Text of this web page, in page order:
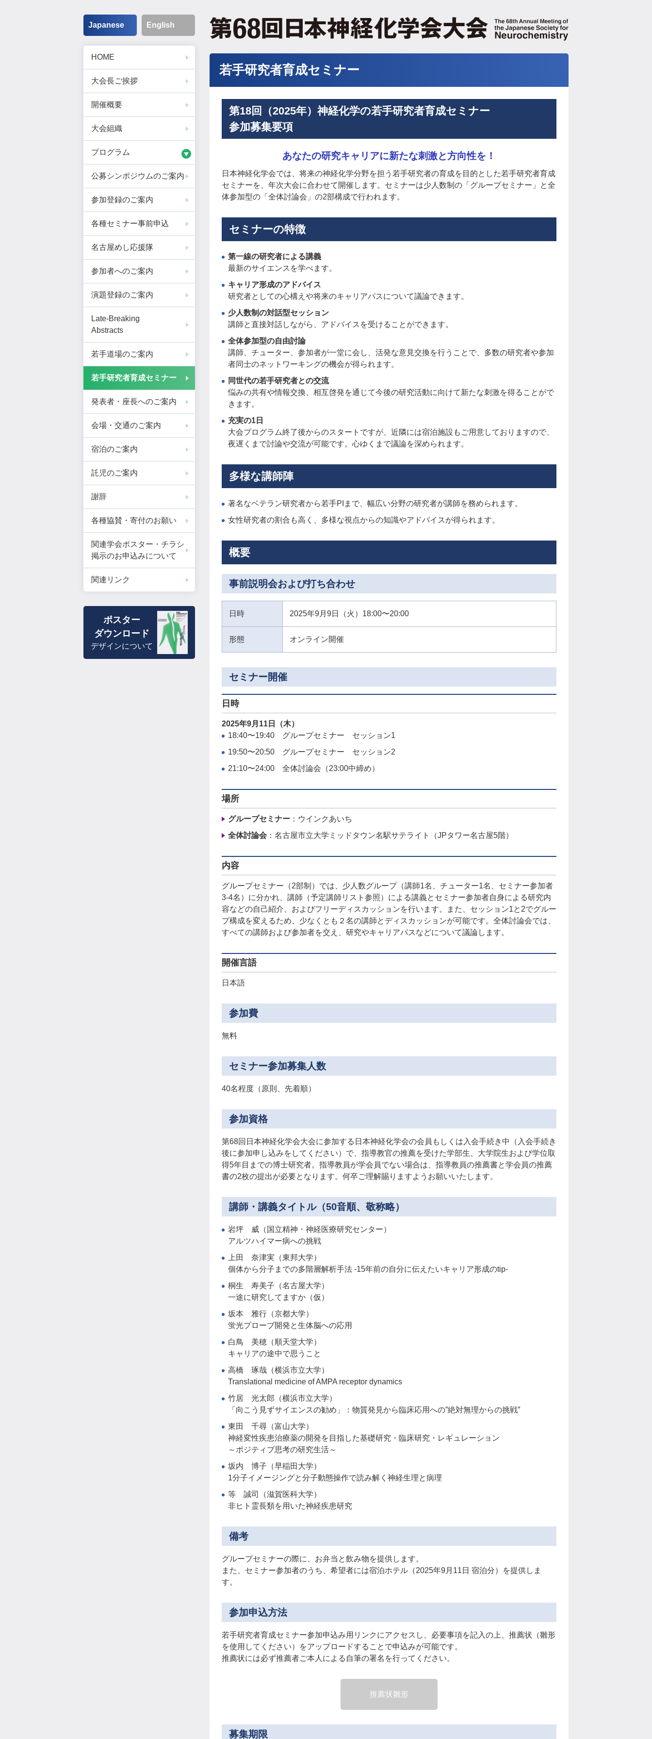
Japanese English
HOME
大会長ご挨拶
開催概要
大会組織
プログラム
公募シンポジウムのご案内
参加登録のご案内
各種セミナー事前申込
名古屋めし応援隊
参加者へのご案内
演題登録のご案内
Late-Breaking
Abstracts
若手道場のご案内
若手研究者育成セミナー
発表者・座長へのご案内
会場・交通のご案内
宿泊のご案内
託児のご案内
謝辞
各種協賛・寄付のお願い
関連学会ポスター・チラシ
掲示のお申込みについて
関連リンク
ポスター
ダウンロード
デザインについて
若手研究者育成セミナー
第18回（2025年）神経化学の若手研究者育成セミナー
参加募集要項
あなたの研究キャリアに新たな刺激と方向性を！
日本神経化学会では、将来の神経化学分野を担う若手研究者の育成を目的とした若手研究者育成
セミナーを、年次大会に合わせて開催します。セミナーは少人数制の「グループセミナー」と全
体参加型の「全体討論会」の2部構成で行われます。
セミナーの特徴
第一線の研究者による講義
最新のサイエンスを学べます。
キャリア形成のアドバイス
研究者としての心構えや将来のキャリアパスについて議論できます。
少人数制の対話型セッション
講師と直接対話しながら、アドバイスを受けることができます。
全体参加型の自由討論
講師、チューター、参加者が一堂に会し、活発な意見交換を行うことで、多数の研究者や参加
者同士のネットワーキングの機会が得られます。
同世代の若手研究者との交流
悩みの共有や情報交換、相互啓発を通じて今後の研究活動に向けて新たな刺激を得ることがで
きます。
充実の1日
大会プログラム終了後からのスタートですが、近隣には宿泊施設もご用意しておりますので、
夜遅くまで討論や交流が可能です。心ゆくまで議論を深められます。
多様な講師陣
著名なベテラン研究者から若手PIまで、幅広い分野の研究者が講師を務められます。
女性研究者の割合も高く、多様な視点からの知識やアドバイスが得られます。
概要
事前説明会および打ち合わせ
日時 2025年9月9日（火）18:00〜20:00
形態 オンライン開催
セミナー開催
日時
2025年9月11日（木）
18:40〜19:40 グループセミナー セッション1
19:50〜20:50 グループセミナー セッション2
21:10〜24:00 全体討論会（23:00中締め）
場所
グループセミナー：ウインクあいち
全体討論会：名古屋市立大学ミッドタウン名駅サテライト（JPタワー名古屋5階）
内容
グループセミナー（2部制）では、少人数グループ（講師1名、チューター1名、セミナー参加者
3-4名）に分かれ、講師（予定講師リスト参照）による講義とセミナー参加者自身による研究内
容などの自己紹介、およびフリーディスカッションを行います。また、セッション1と2でグルー
プ構成を変えるため、少なくとも２名の講師とディスカッションが可能です。全体討論会では、
すべての講師および参加者を交え、研究やキャリアパスなどについて議論します。
開催言語
日本語
参加費
無料
セミナー参加募集人数
40名程度（原則、先着順）
参加資格
第68回日本神経化学会大会に参加する日本神経化学会の会員もしくは入会手続き中（入会手続き
後に参加申し込みをしてください）で、指導教官の推薦を受けた学部生、大学院生および学位取
得5年目までの博士研究者。指導教員が学会員でない場合は、指導教員の推薦書と学会員の推薦
書の2枚の提出が必要となります。何卒ご理解賜りますようお願いいたします。
講師・講義タイトル（50音順、敬称略）
岩坪 威（国立精神・神経医療研究センター）
アルツハイマー病への挑戦
上田 奈津実（東邦大学）
個体から分子までの多階層解析手法 -15年前の自分に伝えたいキャリア形成のtip-
桐生 寿美子（名古屋大学）
一途に研究してますか（仮）
坂本 雅行（京都大学）
蛍光プローブ開発と生体脳への応用
白鳥 美穂（順天堂大学）
キャリアの途中で思うこと
高橋 琢哉（横浜市立大学）
Translational medicine of AMPA receptor dynamics
竹居 光太郎（横浜市立大学）
「向こう見ずサイエンスの勧め」：物質発見から臨床応用への”絶対無理からの挑戦”
東田 千尋（富山大学）
神経変性疾患治療薬の開発を目指した基礎研究・臨床研究・レギュレーション
～ポジティブ思考の研究生活～
坂内 博子（早稲田大学）
1分子イメージングと分子動態操作で読み解く神経生理と病理
等 誠司（滋賀医科大学）
非ヒト霊長類を用いた神経疾患研究
備考
グループセミナーの際に、お弁当と飲み物を提供します。
また、セミナー参加者のうち、希望者には宿泊ホテル（2025年9月11日 宿泊分）を提供しま
す。
参加申込方法
若手研究者育成セミナー参加申込み用リンクにアクセスし、必要事項を記入の上、推薦状（雛形
を使用してください）をアップロードすることで申込みが可能です。
推薦状には必ず推薦者ご本人による自筆の署名を行ってください。
推薦状雛形
募集期限